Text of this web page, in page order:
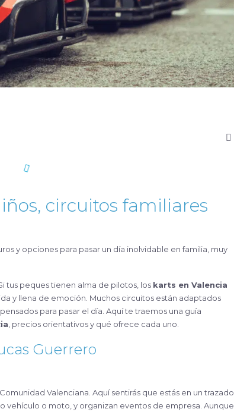
circuitos familiares
tus peques tienen alma de pilotos, los karts en Valencia
y llena de emoción. Muchos circuitos están adaptados
para pasar el día. Aquí te traemos una guía
, precios orientativos y qué ofrece cada uno.
Guerrero
Valenciana. Aquí sentirás que estás en un trazado
o moto, y organizan eventos de empresa. Aunque